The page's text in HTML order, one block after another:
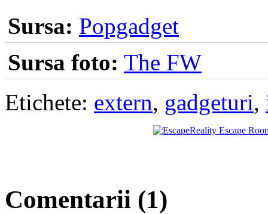
Sursa: Popgadget
Sursa foto: The FW
Etichete: extern, gadgeturi,
Comentarii (1)